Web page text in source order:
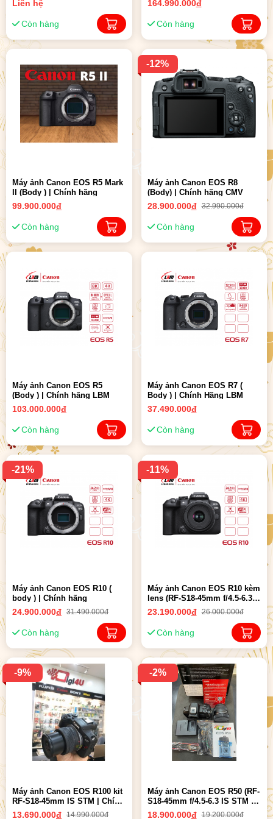
Liên hệ
Còn hàng
164.990.000đ
Còn hàng
Máy ảnh Canon EOS R5 Mark
II (Body ) | Chính hãng
99.900.000đ
Còn hàng
-12%
Máy ảnh Canon EOS R8
(Body) | Chính hãng CMV
28.900.000đ 32.990.000đ
Còn hàng
Máy ảnh Canon EOS R5
(Body ) | Chính hãng LBM
103.000.000đ
Còn hàng
Máy ảnh Canon EOS R7 (
Body ) | Chính Hãng LBM
37.490.000đ
Còn hàng
-21%
Máy ảnh Canon EOS R10 (
body ) | Chính hãng
24.900.000đ 31.490.000đ
Còn hàng
-11%
Máy ảnh Canon EOS R10 kèm
lens (RF-S18-45mm f/4.5-6.3
IS STM) | Chính hãng
23.190.000đ 26.000.000đ
Còn hàng
-9%
Máy ảnh Canon EOS R100 kit
RF-S18-45mm IS STM | Chính
hãng
13.690.000đ 14.990.000đ
-2%
Máy ảnh Canon EOS R50 (RF-
S18-45mm f/4.5-6.3 IS STM ) |
Chính hãng
18.900.000đ 19.200.000đ